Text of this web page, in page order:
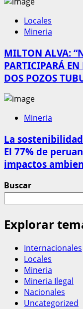
Locales
Mineria
MILTON ALVA:
PARTICIPARÁ
DOS POZOS
Mineria
La
El 77% de
impactos
Buscar
Explorar
Internacionales
Locales
Mineria
Mineria Ilegal
Nacionales
Uncategorized